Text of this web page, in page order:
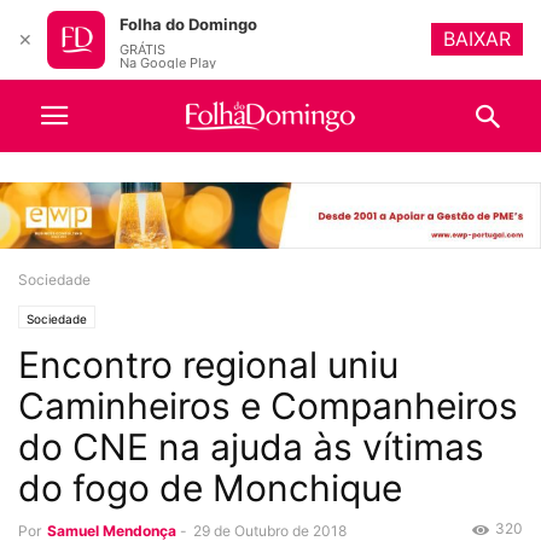
Sociedade
Sociedade
Encontro regional uniu
Caminheiros e Companheiros
do CNE na ajuda às vítimas
do fogo de Monchique
Por Samuel Mendonça - 29 de Outubro de 2018 320
✕
Folha do Domingo
GRÁTIS
Na Google Play
BAIXAR